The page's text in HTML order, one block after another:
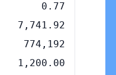
0.77
7,741.92
774,192
1,200.00